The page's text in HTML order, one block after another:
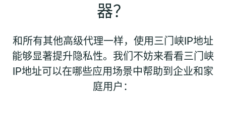
器？
和所有其他高级代理一样，使用三门峡IP地址
能够显著提升隐私性。我们不妨来看看三门峡
IP地址可以在哪些应用场景中帮助到企业和家
庭用户：